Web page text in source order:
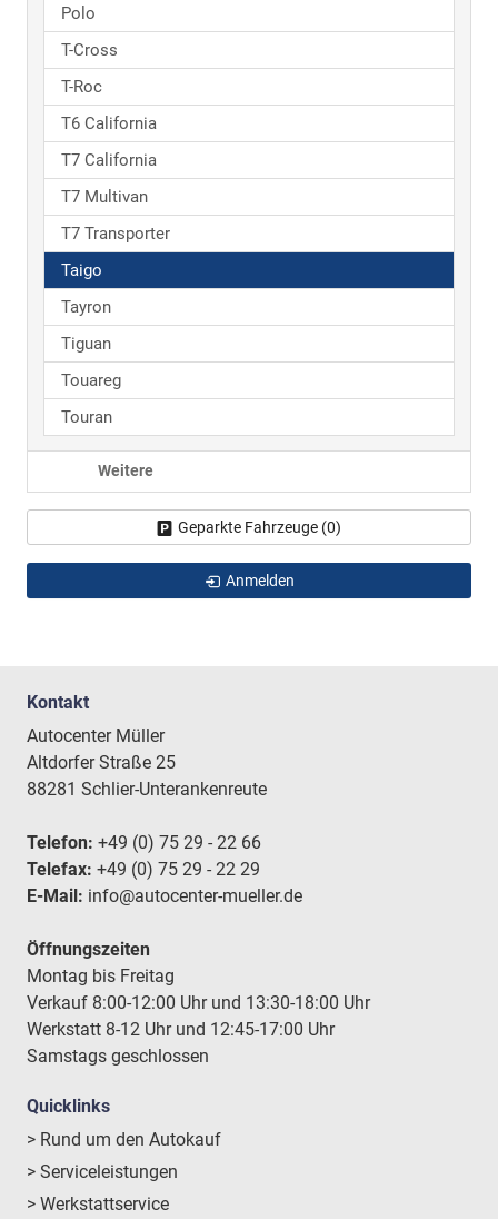
Polo
T-Cross
T-Roc
T6 California
T7 California
T7 Multivan
T7 Transporter
Taigo
Tayron
Tiguan
Touareg
Touran
Weitere
Geparkte Fahrzeuge (0)
Anmelden
Kontakt
Autocenter Müller
Altdorfer Straße 25
88281 Schlier-Unterankenreute
Telefon: +49 (0) 75 29 - 22 66
Telefax: +49 (0) 75 29 - 22 29
E-Mail: info@autocenter-mueller.de
Öffnungszeiten
Montag bis Freitag
Verkauf 8:00-12:00 Uhr und 13:30-18:00 Uhr
Werkstatt 8-12 Uhr und 12:45-17:00 Uhr
Samstags geschlossen
Quicklinks
> Rund um den Autokauf
> Serviceleistungen
> Werkstattservice